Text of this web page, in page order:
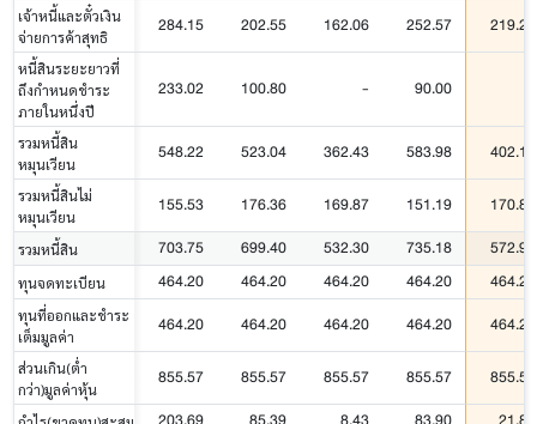
เจ้าหนี้และตั๋วเงิน
จ่ายการค้าสุทธิ
284.15 202.55 162.06 252.57 219.26
หนี้สินระยะยาวที่
ถึงกำหนดชำระ
ภายในหนึ่งปี
233.02 100.80 - 90.00
รวมหนี้สิน
หมุนเวียน
548.22 523.04 362.43 583.98 402.11
รวมหนี้สินไม่
หมุนเวียน
155.53 176.36 169.87 151.19 170.83
รวมหนี้สิน 703.75 699.40 532.30 735.18 572.94
ทุนจดทะเบียน 464.20 464.20 464.20 464.20 464.20
ทุนที่ออกและชำระ
เต็มมูลค่า
464.20 464.20 464.20 464.20 464.20
ส่วนเกิน(ต่ำ
กว่า)มูลค่าหุ้น
855.57 855.57 855.57 855.57 855.57